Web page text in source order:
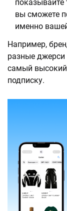
вы сможете
именно
Например,
разные
самый высокий
подписку.